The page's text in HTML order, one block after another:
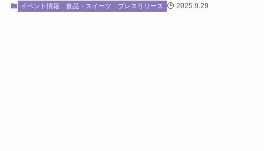
イベント情報 食品・スイーツ プレスリリース 2025.9.29